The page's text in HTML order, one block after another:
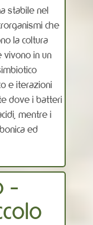
stabile nel
che
la coltura
vivono in un
e iterazioni
dove i batteri
mentre i
ed
-